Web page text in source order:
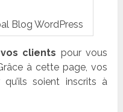
Blog WordPress
clients pour vous
à cette page, vos
soient inscrits à